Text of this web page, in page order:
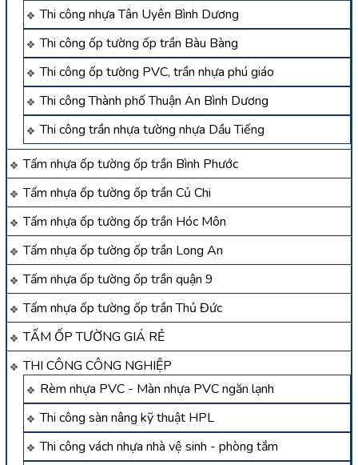
Thi công nhựa Tân Uyên Bình Dương
Thi công ốp tường ốp trần Bàu Bàng
Thi công ốp tường PVC, trần nhựa phú giáo
Thi công Thành phố Thuận An Bình Dương
Thi công trần nhựa tường nhựa Dầu Tiếng
Tấm nhựa ốp tường ốp trần Bình Phước
Tấm nhựa ốp tường ốp trần Củ Chi
Tấm nhựa ốp tường ốp trần Hóc Môn
Tấm nhựa ốp tường ốp trần Long An
Tấm nhựa ốp tường ốp trần quận 9
Tấm nhựa ốp tường ốp trần Thủ Đức
TẤM ỐP TƯỜNG GIÁ RẺ
THI CÔNG CÔNG NGHIỆP
Rèm nhựa PVC - Màn nhựa PVC ngăn lạnh
Thi công sàn nâng kỹ thuật HPL
Thi công vách nhựa nhà vệ sinh - phòng tắm